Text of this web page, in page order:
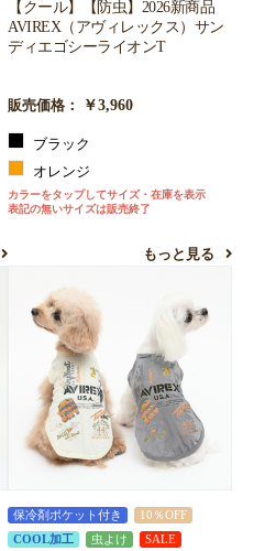
【クール】【防虫】2026新商品
AVIREX（アヴィレックス）サン
ディエゴシーライオンT
販売価格： ￥3,960
ブラック
オレンジ
カラーをタップしてサイズ・在庫を表示
表記の無いサイズは販売終了
もっと見る
保冷剤ポケット付き
10％OFF
COOL加工
虫よけ SALE